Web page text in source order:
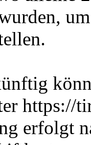
https://
erfolgt